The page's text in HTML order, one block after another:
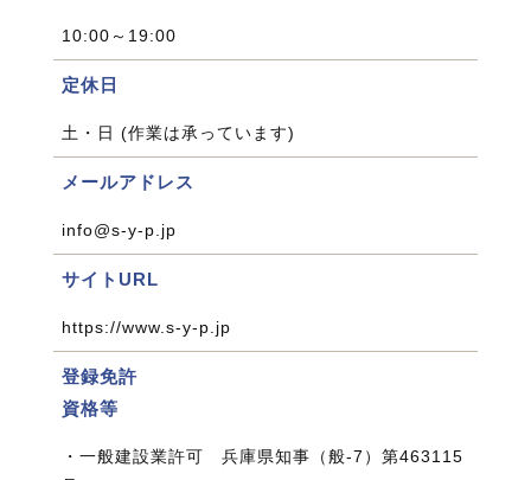
10:00～19:00
定休日
土・日 (作業は承っています)
メールアドレス
info@s-y-p.jp
サイトURL
https://www.s-y-p.jp
登録免許
資格等
・一般建設業許可 兵庫県知事（般-7）第463115